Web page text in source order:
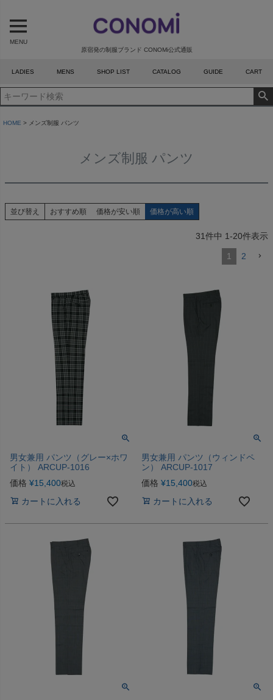
原宿発の制服ブランド CONOMi公式通販
MENU
LADIES MENS SHOP LIST CATALOG GUIDE CART
HOME メンズ制服 パンツ
メンズ制服 パンツ
並び替え おすすめ順 価格が安い順 価格が高い順
31件中 1-20件表示
1 2
男女兼用 パンツ（グレー×ホワ
イト） ARCUP-1016
価格 ¥15,400税込
カートに入れる
男女兼用 パンツ（ウィンドペ
ン） ARCUP-1017
価格 ¥15,400税込
カートに入れる